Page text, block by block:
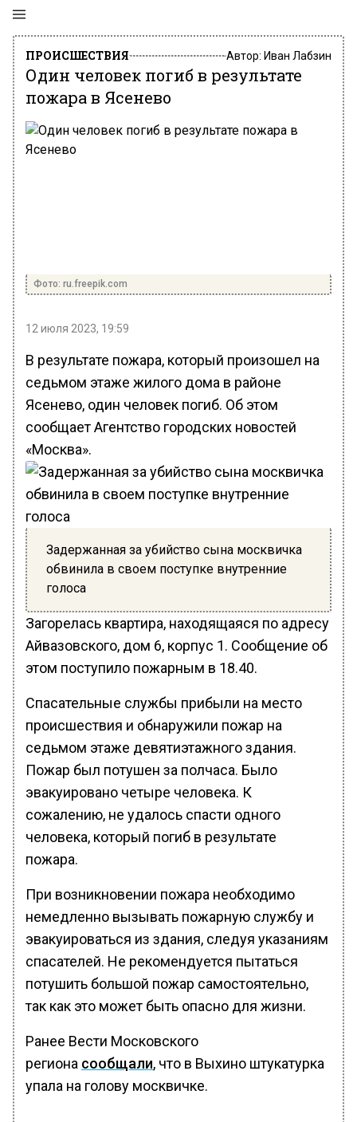
ПРОИСШЕСТВИЯ Автор: Иван Лабзин
Один человек погиб в результате
пожара в Ясенево
Фото: ru.freepik.com
12 июля 2023, 19:59
В результате пожара, который произошел на
седьмом этаже жилого дома в районе
Ясенево, один человек погиб. Об этом
сообщает Агентство городских новостей
«Москва».
Задержанная за убийство сына москвичка
обвинила в своем поступке внутренние
голоса
Загорелась квартира, находящаяся по адресу
Айвазовского, дом 6, корпус 1. Сообщение об
этом поступило пожарным в 18.40.
Спасательные службы прибыли на место
происшествия и обнаружили пожар на
седьмом этаже девятиэтажного здания.
Пожар был потушен за полчаса. Было
эвакуировано четыре человека. К
сожалению, не удалось спасти одного
человека, который погиб в результате
пожара.
При возникновении пожара необходимо
немедленно вызывать пожарную службу и
эвакуироваться из здания, следуя указаниям
спасателей. Не рекомендуется пытаться
потушить большой пожар самостоятельно,
так как это может быть опасно для жизни.
Ранее Вести Московского
региона сообщали, что в Выхино штукатурка
упала на голову москвичке.